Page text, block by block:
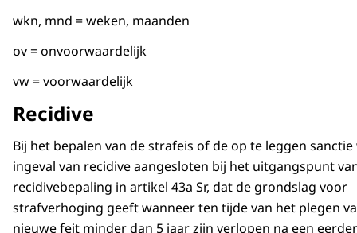
wkn, mnd = weken, maanden
ov = onvoorwaardelijk
vw = voorwaardelijk
Recidive
Bij het bepalen van de strafeis of de op te leggen
ingeval van recidive aangesloten bij het uitgangspunt
recidivebepaling in artikel 43a Sr, dat de grondslag voor
strafverhoging geeft wanneer ten tijde van het plegen
nieuwe feit minder dan 5 jaar zijn verlopen na een